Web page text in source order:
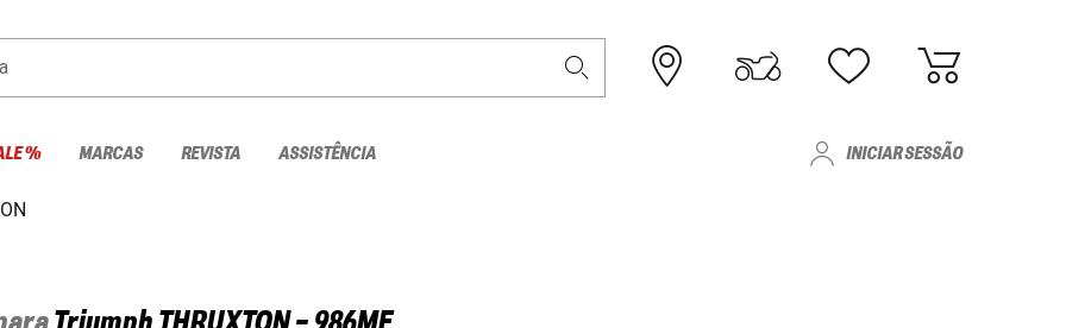
% MARCAS REVISTA ASSISTÊNCIA INICIAR SESSÃO